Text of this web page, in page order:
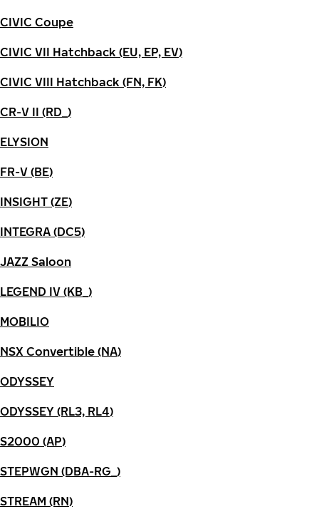
CIVIC Coupe
CIVIC VII Hatchback (EU, EP, EV)
CIVIC VIII Hatchback (FN, FK)
CR-V II (RD_)
ELYSION
FR-V (BE)
INSIGHT (ZE)
INTEGRA (DC5)
JAZZ Saloon
LEGEND IV (KB_)
MOBILIO
NSX Convertible (NA)
ODYSSEY
ODYSSEY (RL3, RL4)
S2000 (AP)
STEPWGN (DBA-RG_)
STREAM (RN)